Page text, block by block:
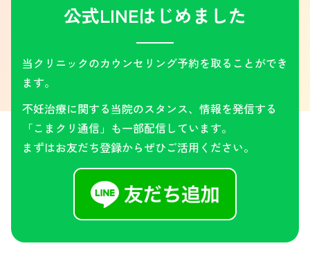
公式LINEはじめました
当クリニックのカウンセリング予約を取ることができ
ます。
不妊治療に関する当院のスタンス、情報を発信する
「こまクリ通信」も一部配信しています。
まずはお友だち登録からぜひご活用ください。